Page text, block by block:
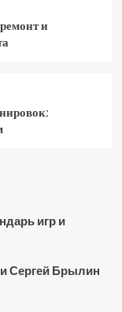
и
игр и
Сергей Брылин